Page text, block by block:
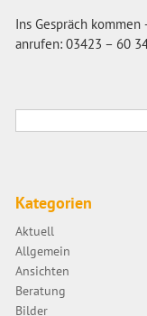
Ins Gespräch
anrufen: 03423 – 60
Kategorien
Aktuell
Allgemein
Ansichten
Beratung
Bilder